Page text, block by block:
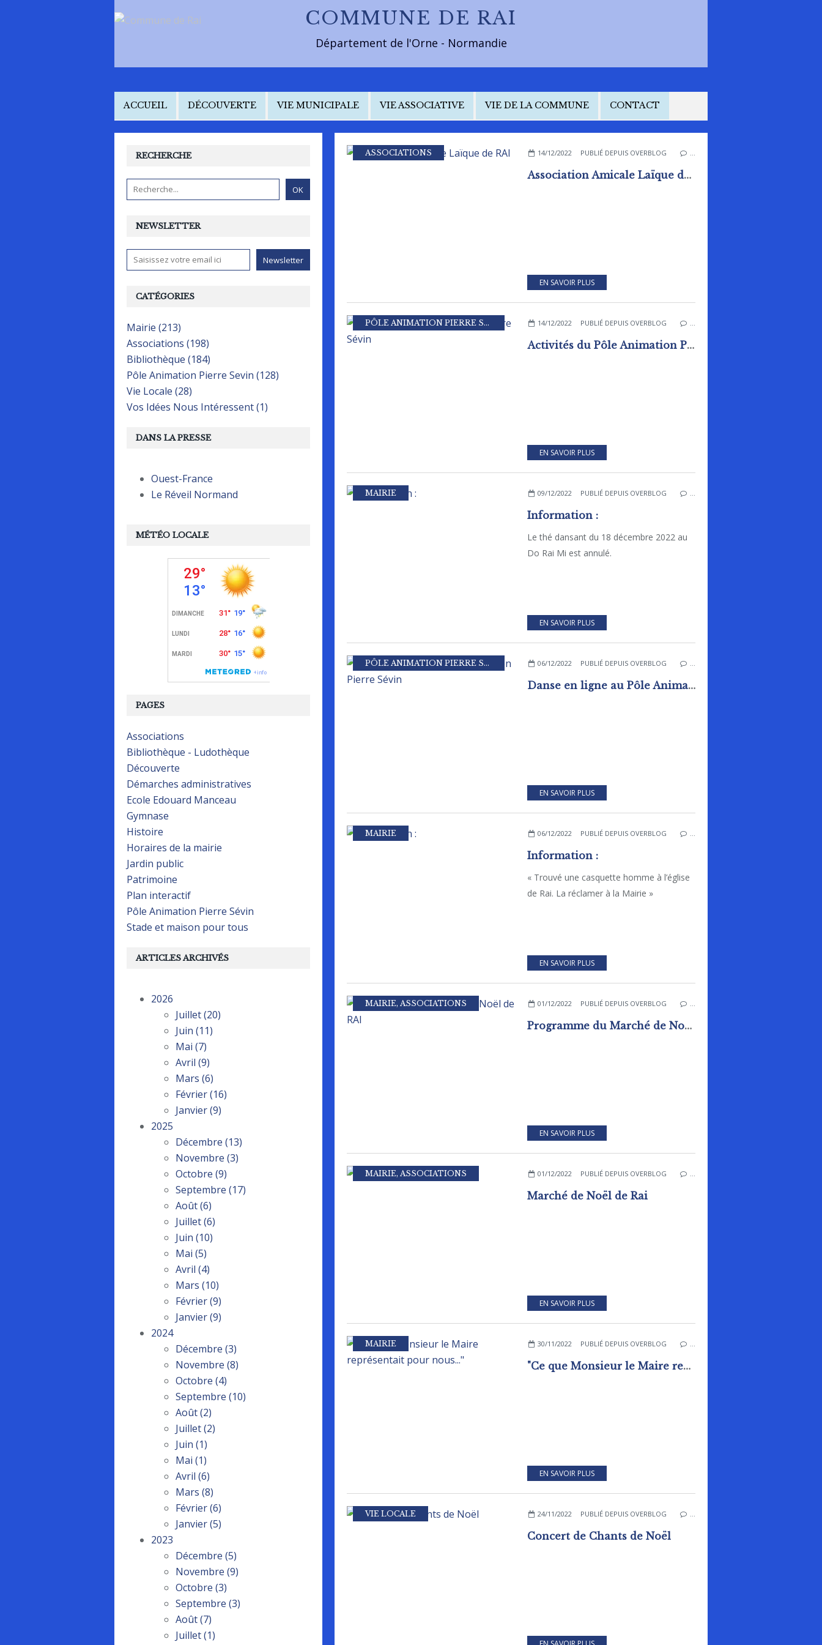
COMMUNE DE RAI
Département de l'Orne - Normandie
ACCUEIL DÉCOUVERTE VIE MUNICIPALE VIE ASSOCIATIVE VIE DE LA COMMUNE CONTACT
ASSOCIATIONS 14/12/2022 PUBLIÉ DEPUIS OVERBLOG …
Association Amicale Laïque de RAI
EN SAVOIR PLUS
PÔLE ANIMATION PIERRE SEVIN 14/12/2022 PUBLIÉ DEPUIS OVERBLOG …
Activités du Pôle Animation Pierre Sévin
EN SAVOIR PLUS
MAIRIE 09/12/2022 PUBLIÉ DEPUIS OVERBLOG …
Information :
Le thé dansant du 18 décembre 2022 au
Do Rai Mi est annulé.
EN SAVOIR PLUS
PÔLE ANIMATION PIERRE SEVIN 06/12/2022 PUBLIÉ DEPUIS OVERBLOG …
Danse en ligne au Pôle Animation Pierre Sévin
EN SAVOIR PLUS
MAIRIE 06/12/2022 PUBLIÉ DEPUIS OVERBLOG …
Information :
« Trouvé une casquette homme à l’église
de Rai. La réclamer à la Mairie »
EN SAVOIR PLUS
MAIRIE, ASSOCIATIONS 01/12/2022 PUBLIÉ DEPUIS OVERBLOG …
Programme du Marché de Noël de RAI
EN SAVOIR PLUS
MAIRIE, ASSOCIATIONS 01/12/2022 PUBLIÉ DEPUIS OVERBLOG …
Marché de Noël de Rai
EN SAVOIR PLUS
MAIRIE 30/11/2022 PUBLIÉ DEPUIS OVERBLOG …
"Ce que Monsieur le Maire représentait pour nous..."
EN SAVOIR PLUS
VIE LOCALE 24/11/2022 PUBLIÉ DEPUIS OVERBLOG …
Concert de Chants de Noël
NEWSLETTER
RECHERCHE
PAGES
Associations
Bibliothèque - Ludothèque
Découverte
Démarches administratives
Ecole Edouard Manceau
Gymnase
Histoire
Horaires de la mairie
Jardin public
Patrimoine
Plan interactif
Pôle Animation Pierre Sévin
Stade et maison pour tous
CATÉGORIES
Mairie (213)
Associations (198)
Bibliothèque (184)
Pôle Animation Pierre Sevin (128)
Vie Locale (28)
Vos Idées Nous Intéressent (1)
MÉTÉO LOCALE
DANS LA PRESSE
Ouest-France
Le Réveil Normand
ARTICLES ARCHIVÉS
2026
Juillet(20)
Juin (11)
Mai (7)
Avril (9)
Mars (6)
Février(16)
Janvier(9)
2025
Décembre (13)
Novembre (3)
Octobre (9)
Septembre (17)
Août(6)
Juillet(6)
Juin (10)
Mai (5)
Avril (4)
Mars (10)
Février(9)
Janvier(9)
2024
Décembre (3)
Novembre (8)
Octobre (4)
Septembre (10)
Août(2)
Juillet(2)
Juin (1)
Mai (1)
Avril (6)
Mars (8)
Février(6)
Janvier(5)
2023
Décembre (5)
Novembre (9)
Octobre (3)
Septembre (3)
Août(7)
Juillet(1)